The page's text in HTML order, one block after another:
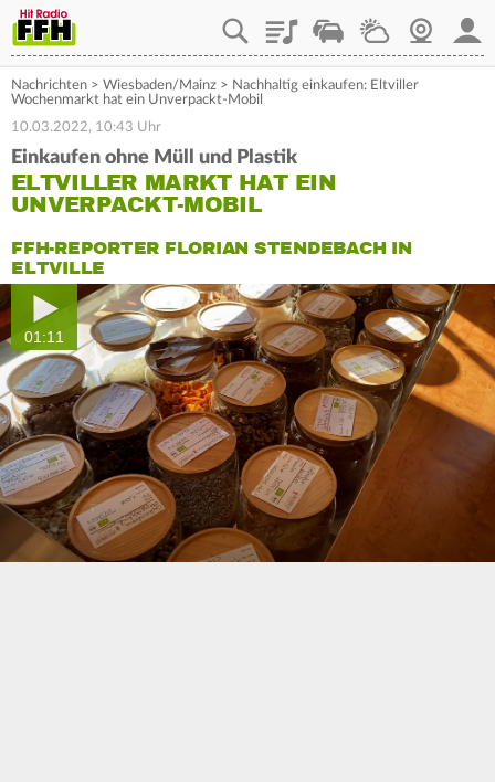
PlaylistStaupilotWetterWebcam
Nachrichten > Wiesbaden/Mainz > Nachhaltig einkaufen: Eltviller
Wochenmarkt hat ein Unverpackt-Mobil
10.03.2022, 10:43 Uhr
Einkaufen ohne Müll und Plastik
ELTVILLER MARKT HAT EIN
UNVERPACKT-MOBIL
FFH-REPORTER FLORIAN STENDEBACH IN
ELTVILLE
01:11